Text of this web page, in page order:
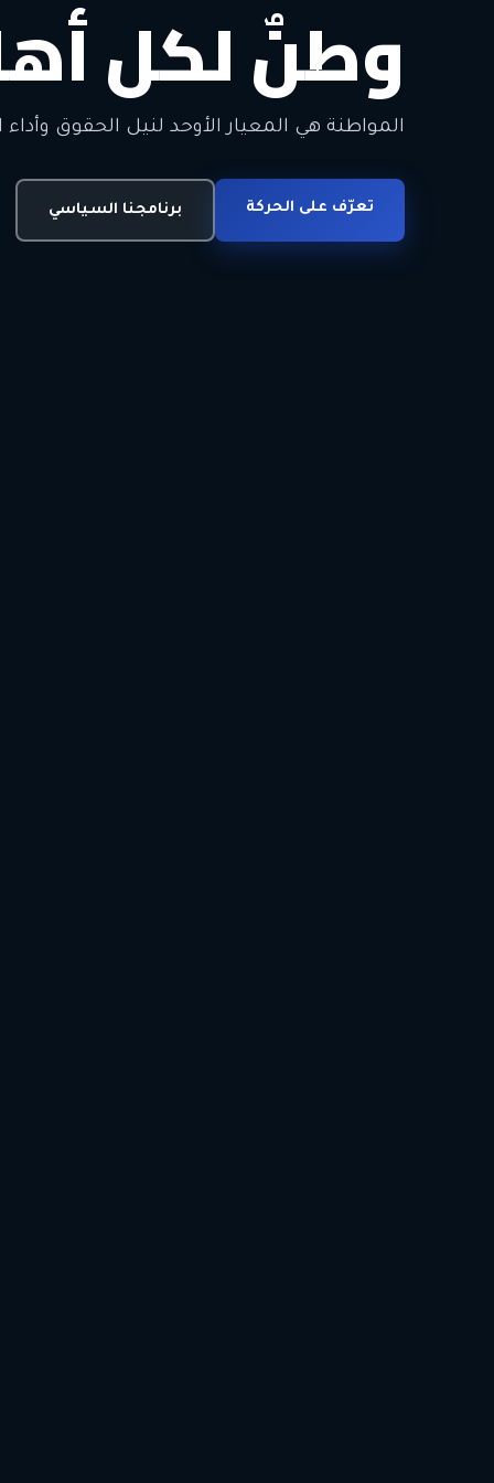
وطنٌ لكل
المواطنة هي المعيار الأوحد لنيل الحقوق وأداء
تعرّف على الحركة برنامجنا السياسي
معاً من أجل
الحرية • الوحدة • السلام • الديمقراطية
انضم للحركة اتصل بنا